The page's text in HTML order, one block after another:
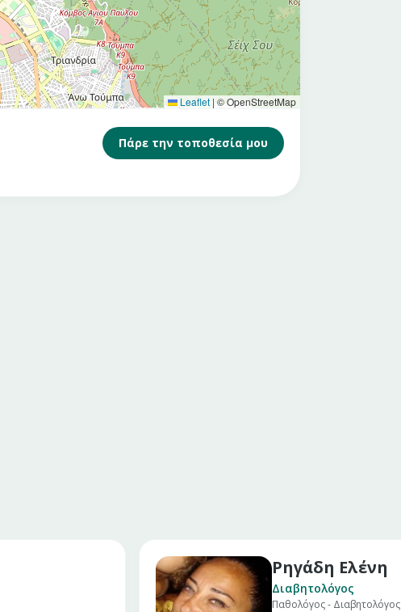
Leaflet | © OpenStreetMap
Πάρε την τοποθεσία μου
Ρηγάδη Ελένη
Διαβητολόγος
Παθολόγος - Διαβητολόγος